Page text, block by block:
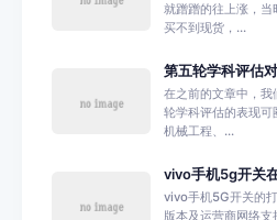
就蹭蹭的往上涨，
买不到现货，...
第五轮学科评估
在之前的文章中，我
轮学科评估的表现可
机械工程、...
vivo手机5g开关
vivo手机5G开关的
版本及运营商网络